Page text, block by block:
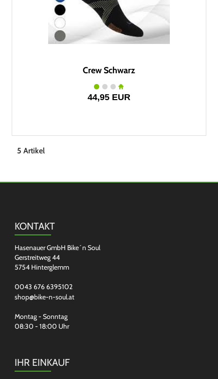
Crew Schwarz
44,95 EUR
5 Artikel
KONTAKT
Hasenauer GmbH Bike´n Soul
Gerstreitweg 44
5754 Hinterglemm
0043 676 6395102
shop@bike-n-soul.at
Montag - Sonntag
08:30 - 18:00 Uhr
IHR EINKAUF